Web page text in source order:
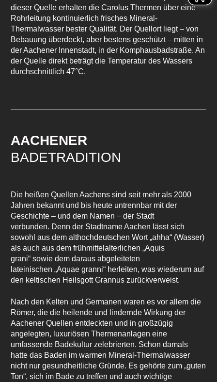
dieser Quelle erhalten die Carolus Thermen über eine
Rohrleitung kontinuierlich frisches Mineral-
Thermalwasser bester Qualität. Der Quellort liegt – von
Bebauung überdeckt, aber bestens geschützt – mitten in
der Aachener Innenstadt, in der Komphausbadstraße. An
der Quelle direkt beträgt die Temperatur des Wassers
durchschnittlich 47°C.
AACHENER
BADETRADITION
Die heißen Quellen Aachens sind seit mehr als 2000
Jahren bekannt und bis heute untrennbar mit der
Geschichte – und dem Namen − der Stadt
verbunden. Denn der Stadtname Aachen lässt sich
sowohl aus dem althochdeutschen Wort „ahha“ (Wasser)
als auch aus dem frühmittelalterlichen „Aquis
grani“ sowie dem daraus abgeleiteten
lateinischen „Aquae granni“ herleiten, was wiederum auf
den keltischen Heilsgott Grannus zurückverweist.
Nach den Kelten und Germanen waren es vor allem die
Römer, die die heilende und lindernde Wirkung der
Aachener Quellen entdeckten und in großzügig
angelegten, luxuriösen Thermenanlagen eine
umfassende Badekultur zelebrierten. Schon damals
hatte das Baden im warmen Mineral-Thermalwasser
nicht nur gesundheitliche Gründe. Es gehörte zum „guten
Ton“, sich im Bade zu treffen und auch wichtige